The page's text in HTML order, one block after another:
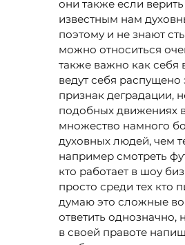
они также если
известным нам
поэтому и не знают
можно относиться
также важно как себя
ведут себя распущено
признак деградации,
подобных движениях
множество намного
духовных людей, чем
например смотреть
кто работает в шоу
просто среди тех кто
думаю это сложные
ответить однозначно,
в своей правоте